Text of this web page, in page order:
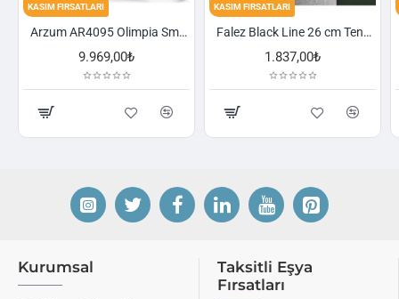
Arzum AR4095 Olimpia Smart Cyclone Filtreli Süpürge - Füme
KASIM FIRSATLARI
Falez Black Line 26 cm Tencere
KASIM
Kurumsal
Taksitli Eşya
Fırsatları